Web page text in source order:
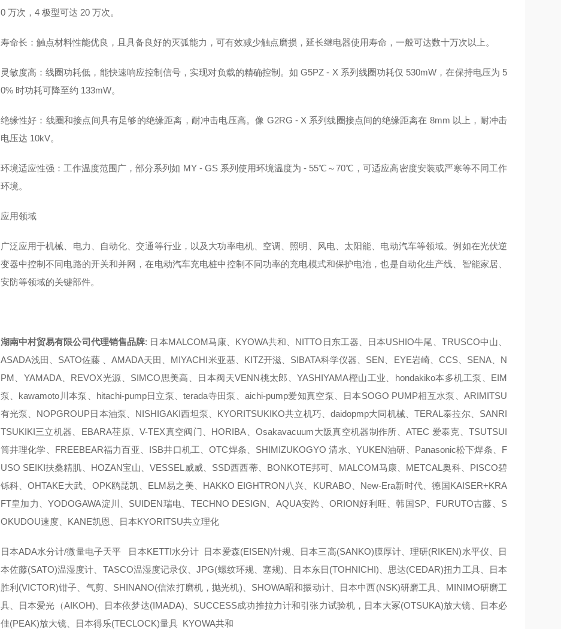
0 万次，4 极型可达 20 万次。
寿命长：触点材料性能优良，且具备良好的灭弧能力，可有效减少触点磨损，延长继电器使用寿命，一般可达数十万次以上。
灵敏度高：线圈功耗低，能快速响应控制信号，实现对负载的精确控制。如 G5PZ - X 系列线圈功耗仅 530mW，在保持电压为 5
0% 时功耗可降至约 133mW。
绝缘性好：线圈和接点间具有足够的绝缘距离，耐冲击电压高。像 G2RG - X 系列线圈接点间的绝缘距离在 8mm 以上，耐冲击
电压达 10kV。
环境适应性强：工作温度范围广，部分系列如 MY - GS 系列使用环境温度为 - 55℃～70℃，可适应高密度安装或严寒等不同工作
环境。
应用领域
广泛应用于机械、电力、自动化、交通等行业，以及大功率电机、空调、照明、风电、太阳能、电动汽车等领域。例如在光伏逆
变器中控制不同电路的开关和并网，在电动汽车充电桩中控制不同功率的充电模式和保护电池，也是自动化生产线、智能家居、
安防等领域的关键部件。
湖南中村贸易有限公司代理销售品牌: 日本MALCOM马康、KYOWA共和、NITTO日东工器、日本USHIO牛尾、TRUSCO中山、
ASADA浅田、SATO佐藤 、AMADA天田、MIYACHI米亚基、KITZ开滋、SIBATA科学仪器、SEN、EYE岩崎、CCS、SENA、N
PM、YAMADA、REVOX光源、SIMCO思美高、日本阀天VENN桃太郎、YASHIYAMA樫山工业、hondakiko本多机工泵、EIM
泵、kawamoto川本泵、hitachi-pump日立泵、terada寺田泵、aichi-pump爱知真空泵、日本SOGO PUMP相互水泵、ARIMITSU
有光泵、NOPGROUP日本油泵、NISHIGAKI西坦泵、KYORITSUKIKO共立机巧、daidopmp大同机械、TERAL泰拉尔、SANRI
TSUKIKI三立机器、EBARA荏原、V-TEX真空阀门、HORIBA、Osakavacuum大阪真空机器制作所、ATEC 爱泰克、TSUTSUI
筒井理化学、FREEBEAR福力百亚、ISB井口机工、OTC焊条、SHIMIZUKOGYO 清水、YUKEN油研、Panasonic松下焊条、F
USO SEIKI扶桑精肌、HOZAN宝山、VESSEL威威、SSD西西蒂、BONKOTE邦可、MALCOM马康、METCAL奥科、PISCO碧
铄科、OHTAKE大武、OPK鸥琵凯、ELM易之美、HAKKO EIGHTRON八兴、KURABO、New-Era新时代、德国KAISER+KRA
FT皇加力、YODOGAWA淀川、SUIDEN瑞电、TECHNO DESIGN、AQUA安跨、ORION好利旺、韩国SP、FURUTO古藤、S
OKUDOU速度、KANE凯恩、日本KYORITSU共立理化
日本ADA水分计/微量电子天平 日本KETTI水分计 日本爱森(EISEN)针规、日本三高(SANKO)膜厚计、理研(RIKEN)水平仪、日
本佐藤(SATO)温湿度计、TASCO温湿度记录仪、JPG(螺纹环规、塞规)、日本东日(TOHNICHI)、思达(CEDAR)扭力工具、日本
胜利(VICTOR)钳子、气剪、SHINANO(信浓打磨机，抛光机)、SHOWA昭和振动计、日本中西(NSK)研磨工具、MINIMO研磨工
具、日本爱光（AIKOH)、日本依梦达(IMADA)、SUCCESS成功推拉力计和引张力试验机，日本大冢(OTSUKA)放大镜、日本必
佳(PEAK)放大镜、日本得乐(TECLOCK)量具 KYOWA共和